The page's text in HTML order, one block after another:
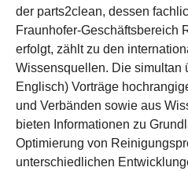
der parts2clean, dessen
Fraunhofer-Geschäftsbereich
erfolgt, zählt zu den
Wissensquellen. Die simultan
Englisch) Vorträge
und Verbänden sowie aus
bieten Informationen zu
Optimierung von
unterschiedlichen